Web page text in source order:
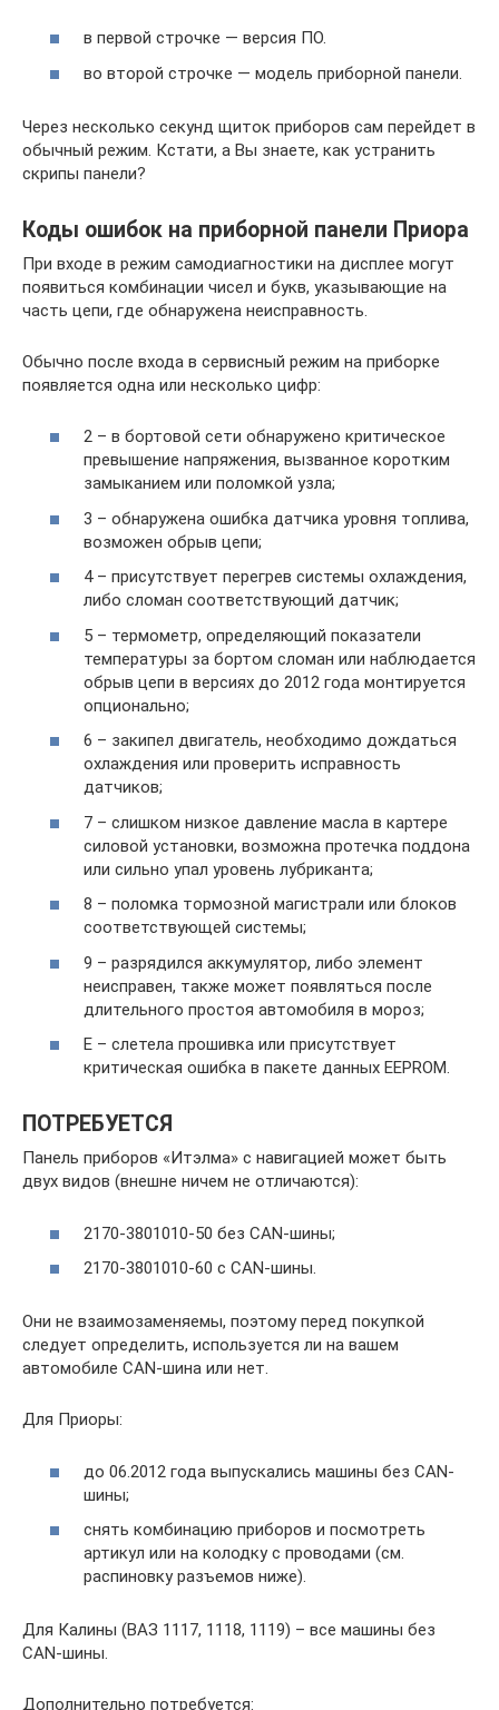
в первой строчке — версия ПО.
во второй строчке — модель приборной панели.
Через несколько секунд щиток приборов сам перейдет в
обычный режим. Кстати, а Вы знаете, как устранить
скрипы панели?
Коды ошибок на приборной панели Приора
При входе в режим самодиагностики на дисплее могут
появиться комбинации чисел и букв, указывающие на
часть цепи, где обнаружена неисправность.
Обычно после входа в сервисный режим на приборке
появляется одна или несколько цифр:
2 – в бортовой сети обнаружено критическое
превышение напряжения, вызванное коротким
замыканием или поломкой узла;
3 – обнаружена ошибка датчика уровня топлива,
возможен обрыв цепи;
4 – присутствует перегрев системы охлаждения,
либо сломан соответствующий датчик;
5 – термометр, определяющий показатели
температуры за бортом сломан или наблюдается
обрыв цепи в версиях до 2012 года монтируется
опционально;
6 – закипел двигатель, необходимо дождаться
охлаждения или проверить исправность
датчиков;
7 – слишком низкое давление масла в картере
силовой установки, возможна протечка поддона
или сильно упал уровень лубриканта;
8 – поломка тормозной магистрали или блоков
соответствующей системы;
9 – разрядился аккумулятор, либо элемент
неисправен, также может появляться после
длительного простоя автомобиля в мороз;
Е – слетела прошивка или присутствует
критическая ошибка в пакете данных EEPROM.
ПОТРЕБУЕТСЯ
Панель приборов «Итэлма» с навигацией может быть
двух видов (внешне ничем не отличаются):
2170-3801010-50 без CAN-шины;
2170-3801010-60 с CAN-шины.
Они не взаимозаменяемы, поэтому перед покупкой
следует определить, используется ли на вашем
автомобиле CAN-шина или нет.
Для Приоры:
до 06.2012 года выпускались машины без CAN-
шины;
снять комбинацию приборов и посмотреть
артикул или на колодку с проводами (см.
распиновку разъемов ниже).
Для Калины (ВАЗ 1117, 1118, 1119) – все машины без
CAN-шины.
Дополнительно потребуется: